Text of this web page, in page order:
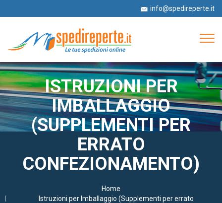
info@spedireperte.it
ISTRUZIONI PER
IMBALLAGGIO
(SUPPLEMENTI PER
ERRATO
CONFEZIONAMENTO)
Home
Istruzioni per Imballaggio (Supplementi per errato